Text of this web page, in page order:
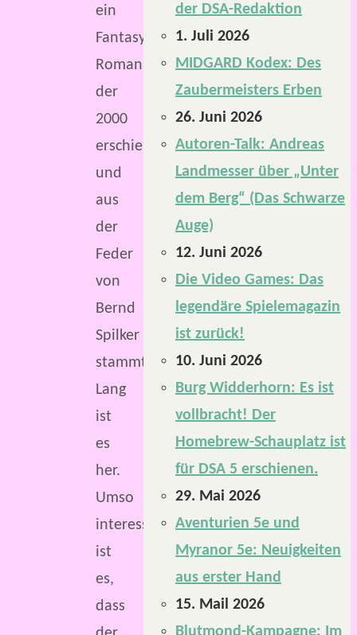
ein
Fantasy-
Roman,
der
2000
erschien
und
aus
der
Feder
von
Bernd
Spilker
stammt.
Lang
ist
es
her.
Umso
interessanter
ist
es,
dass
der DSA-Redaktion
1. Juli 2026
MIDGARD Kodex: Des
Zaubermeisters Erben
26. Juni 2026
Autoren-Talk: Andreas
Landmesser über „Unter
dem Berg“ (Das Schwarze
Auge)
12. Juni 2026
Die Video Games: Das
legendäre Spielemagazin
ist zurück!
10. Juni 2026
Burg Widderhorn: Es ist
vollbracht! Der
Homebrew-Schauplatz ist
für DSA 5 erschienen.
29. Mai 2026
Aventurien 5e und
Myranor 5e: Neuigkeiten
aus erster Hand
15. Mail 2026
Blutmond-Kampagne: Im